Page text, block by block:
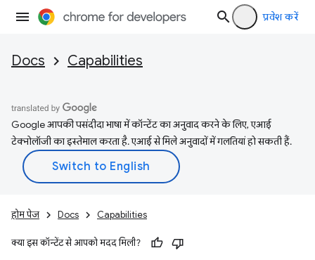
प्रवेश करें
Docs Capabilities
Google आपकी पसंदीदा भाषा में कॉन्टेंट का अनुवाद करने के लिए, एआई
टेक्नोलॉजी का इस्तेमाल करता है. एआई से मिले अनुवादों में गलतियां हो सकती हैं.
होम पेज Docs Capabilities
क्या इस कॉन्टेंट से आपको मदद मिली?